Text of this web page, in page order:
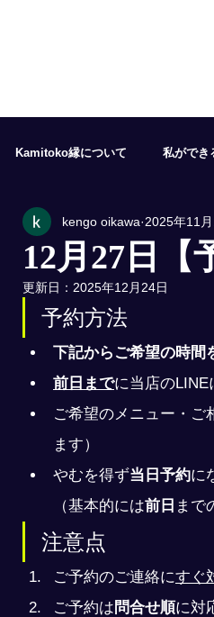
Kamitoko縁について 私ができ
予約状況 ６月の予約状況
の予約状況 １２月の予約状況
12月27日【
kengo oikawa 2025年11
更新日： 2025年12月24日
予約方法
下記からご希望の時間
前日までに当店のLINE
ご希望のメニュー・ご
ます）
やむを得ず当日予約に
（基本的には前日 まで
注意点
ご予約のご連絡にすぐ
ご予約は 問合せ順に対